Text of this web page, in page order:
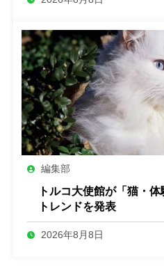
編集部
トルコ大使館が「猫・
トレンドを発表
2026年8月8日